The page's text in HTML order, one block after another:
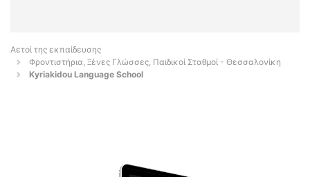
Αετοί της εκπαίδευσης
Φροντιστήρια, Ξένες Γλώσσες, Παιδικοί Σταθμοί - Θεσσαλονίκη
Kyriakidou Language School